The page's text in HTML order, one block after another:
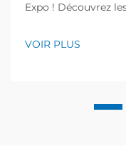
Expo ! Découvrez
démonstrations en
VOIR PLUS